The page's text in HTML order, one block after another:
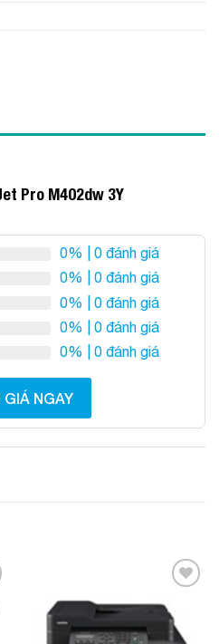
Pro M402dw 3Y
0% | 0 đánh giá
0% | 0 đánh giá
0% | 0 đánh giá
0% | 0 đánh giá
0% | 0 đánh giá
NGAY
Wishlist